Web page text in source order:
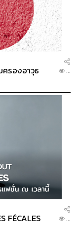
รองอาวุธ
...
FÉCALES ...